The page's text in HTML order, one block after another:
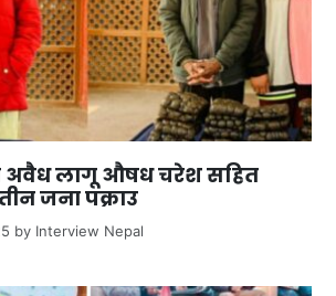
अवैध लागू औषध चरेश सहित
जना पक्राउ
by Interview Nepal